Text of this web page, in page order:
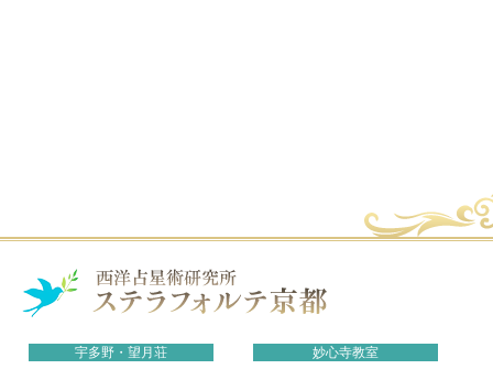
宇多野・望月荘
妙心寺教室